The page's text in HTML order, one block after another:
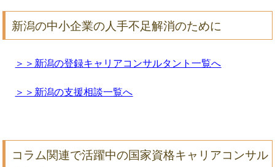
新潟の中小企業の人手不足解消のために
＞＞新潟の登録キャリアコンサルタント一覧へ
＞＞新潟の支援相談一覧へ
コラム関連で活躍中の国家資格キャリアコンサル